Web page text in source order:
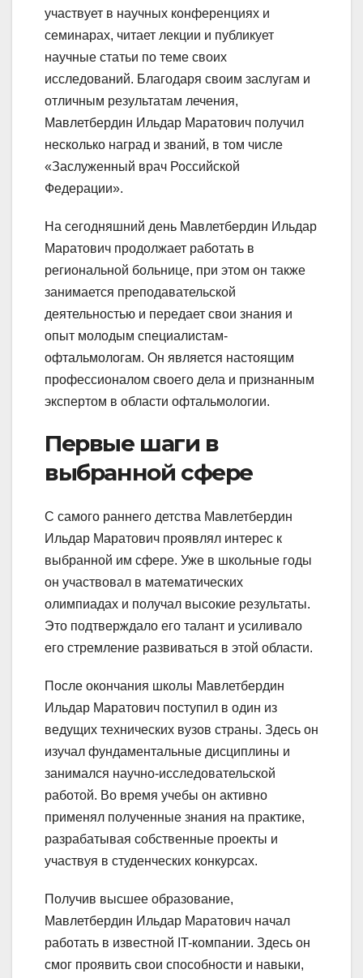
участвует в научных конференциях и
семинарах, читает лекции и публикует
научные статьи по теме своих
исследований. Благодаря своим заслугам и
отличным результатам лечения,
Мавлетбердин Ильдар Маратович получил
несколько наград и званий, в том числе
«Заслуженный врач Российской
Федерации».
На сегодняшний день Мавлетбердин Ильдар
Маратович продолжает работать в
региональной больнице, при этом он также
занимается преподавательской
деятельностью и передает свои знания и
опыт молодым специалистам-
офтальмологам. Он является настоящим
профессионалом своего дела и признанным
экспертом в области офтальмологии.
Первые шаги в
выбранной сфере
С самого раннего детства Мавлетбердин
Ильдар Маратович проявлял интерес к
выбранной им сфере. Уже в школьные годы
он участвовал в математических
олимпиадах и получал высокие результаты.
Это подтверждало его талант и усиливало
его стремление развиваться в этой области.
После окончания школы Мавлетбердин
Ильдар Маратович поступил в один из
ведущих технических вузов страны. Здесь он
изучал фундаментальные дисциплины и
занимался научно-исследовательской
работой. Во время учебы он активно
применял полученные знания на практике,
разрабатывая собственные проекты и
участвуя в студенческих конкурсах.
Получив высшее образование,
Мавлетбердин Ильдар Маратович начал
работать в известной IT-компании. Здесь он
смог проявить свои способности и навыки,